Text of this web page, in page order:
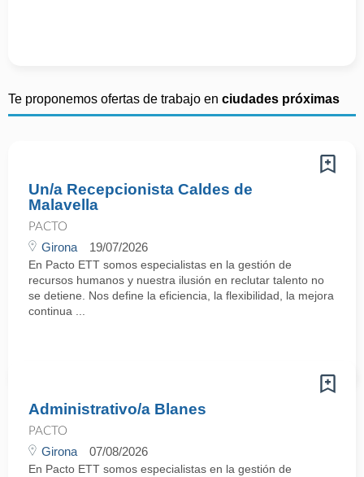
Te proponemos ofertas de trabajo en ciudades próximas
Un/a Recepcionista Caldes de
Malavella
PACTO
Girona 19/07/2026
En Pacto ETT somos especialistas en la gestión de
recursos humanos y nuestra ilusión en reclutar talento no
se detiene. Nos define la eficiencia, la flexibilidad, la mejora
continua ...
Administrativo/a Blanes
PACTO
Girona 07/08/2026
En Pacto ETT somos especialistas en la gestión de